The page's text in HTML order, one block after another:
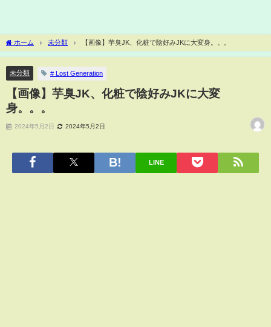
ホーム 未分類 【画像】芋臭JK、化粧で陰好みJKに大変身。。。
未分類 # Lost Generation
【画像】芋臭JK、化粧で陰好みJKに大変
身。。。
2024年5月2日 2024年5月2日
LINE